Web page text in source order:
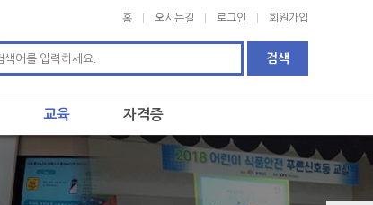
홈 오시는길 로그인 회원가입
교육 자격증